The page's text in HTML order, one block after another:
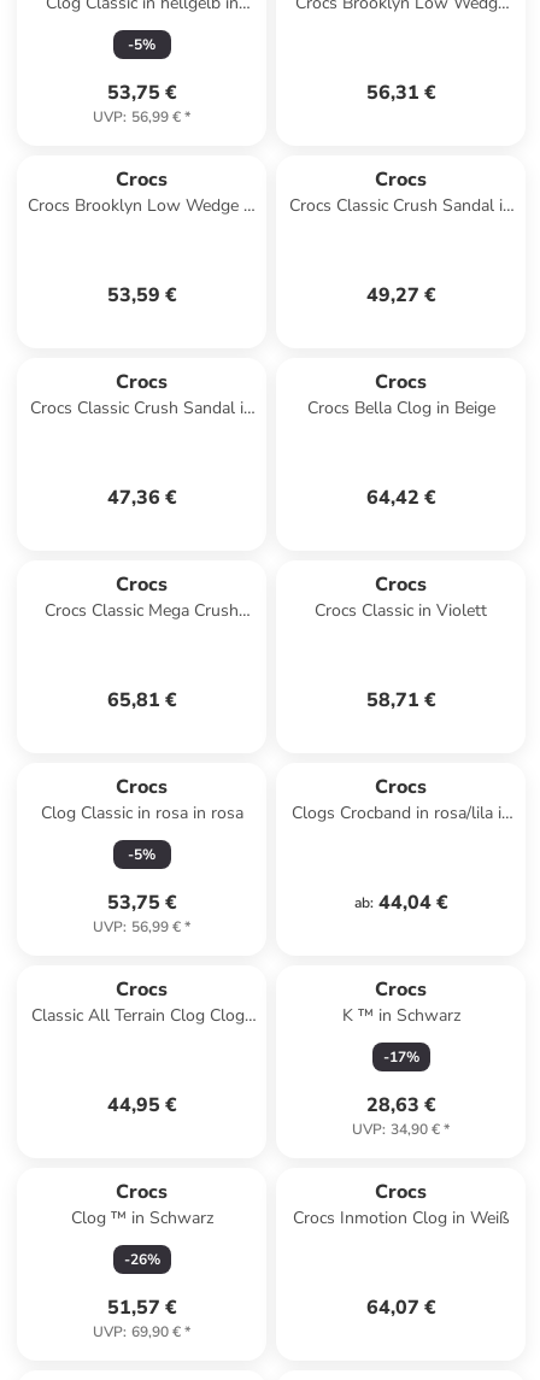
hellgelb
-5%
53,75 €
UVP: 56,99 €*
56,31 €
Crocs
Crocs Brooklyn Low Wedge in
53,59 €
Crocs
Crocs Classic Crush Sandal in
49,27 €
Crocs
Crocs Classic Crush Sandal in
47,36 €
Crocs
Crocs Bella Clog in Beige
64,42 €
Crocs
Crocs Classic Mega Crush
65,81 €
Crocs
Crocs Classic in Violett
58,71 €
Crocs
Clog Classic in rosa in rosa
-5%
53,75 €
UVP: 56,99 €*
Crocs
Clogs Crocband in rosa/lila in
ab: 44,04 €
Crocs
Classic All Terrain Clog Clogs
44,95 €
Crocs
K ™ in Schwarz
-17%
28,63 €
UVP: 34,90 €*
Crocs
Clog ™ in Schwarz
-26%
51,57 €
UVP: 69,90 €*
Crocs
Crocs Inmotion Clog in Weiß
64,07 €